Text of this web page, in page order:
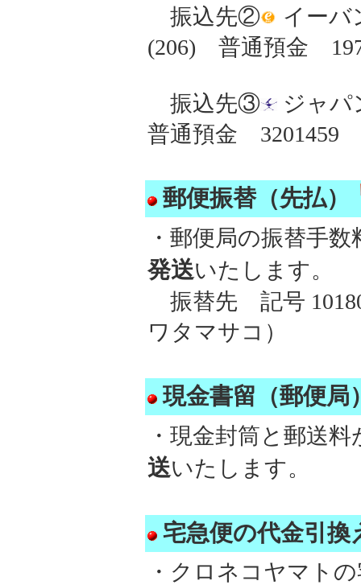
振込先②
イー
(206) 普通預金
振込先③
ジャ
普通預金 3201459
郵便振替（先払）
・郵便局の振替手
発送いたします。
振替先 記号
ワタマサコ）
現金書留（郵便局
・現金封筒と郵送
送いたします。
宅急便の代金引換
・クロネコヤマト